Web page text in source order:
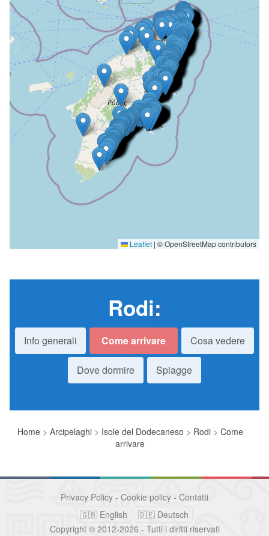
Leaflet | © OpenStreetMap contributors
Rodi:
Info generali Come arrivare Cosa vedere
Dove dormire Spiagge
Home> Arcipelaghi> Isole del Dodecaneso > Rodi> Come
arrivare
Privacy Policy - Cookie policy - Contatti
🇬🇧 English
🇩🇪 Deutsch
Copyright © 2012-2026 - Tutti i diritti riservati